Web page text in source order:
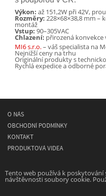
Výkon: až 151,2W při 42V,
Rozměry: 228×68×38,8 mm –
montáž
Vstup: 90–305VAC
Chlazení: přirozená
MI6 s.r.o.– váš specialista na
Nejnižší ceny na trhu
Originální produkty s
Rychlá expedice a odborné
O NÁS
OBCHODNÍ PODMÍNKY
KONTAKT
PRODUKTOVÁ VIDEA
Powered by
Designed
Tento web používá k poskytování
návštěvnosti soubory cookie.